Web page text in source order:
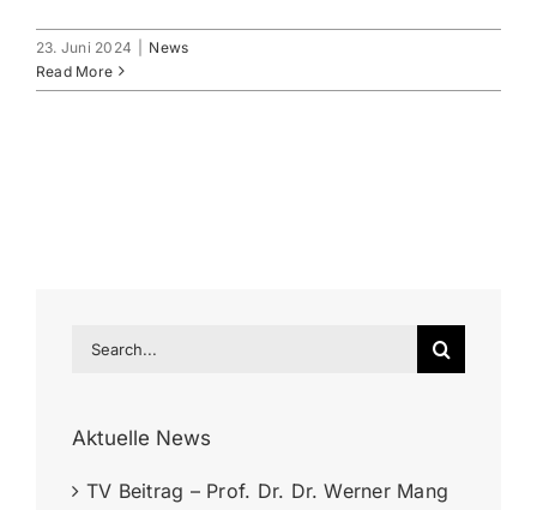
23. Juni 2024
News
Read More
Search
Aktuelle News
TV Beitrag – Prof. Dr. Dr. Werner Mang